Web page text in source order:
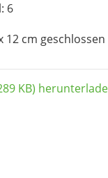
6
12 cm geschlossen
KB)